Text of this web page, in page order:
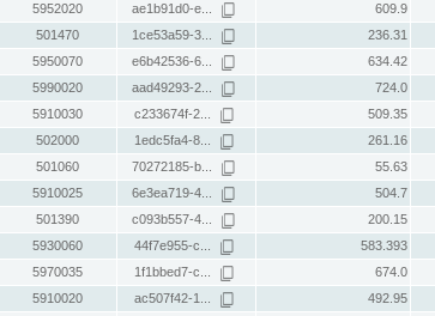
5952020 ae1b91d0-e... 609.9
501470 1ce53a59-3... 236.31
5950070 e6b42536-6... 634.42
5990020 aad49293-2... 724.0
5910030 c233674f-2... 509.35
502000 1edc5fa4-8... 261.16
501060 70272185-b... 55.63
5910025 6e3ea719-4... 504.7
501390 c093b557-4... 200.15
5930060 44f7e955-c... 583.393
5970035 1f1bbed7-c... 674.0
5910020 ac507f42-1... 492.95